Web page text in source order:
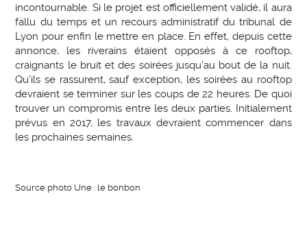
incontournable. Si le projet est officiellement validé, il aura
fallu du temps et un recours administratif du tribunal de
Lyon pour enfin le mettre en place. En effet, depuis cette
annonce, les riverains étaient opposés à ce rooftop,
craignants le bruit et des soirées jusqu’au bout de la nuit.
Qu’ils se rassurent, sauf exception, les soirées au rooftop
devraient se terminer sur les coups de 22 heures. De quoi
trouver un compromis entre les deux parties. Initialement
prévus en 2017, les travaux devraient commencer dans
les prochaines semaines.
Source photo Une : le bonbon